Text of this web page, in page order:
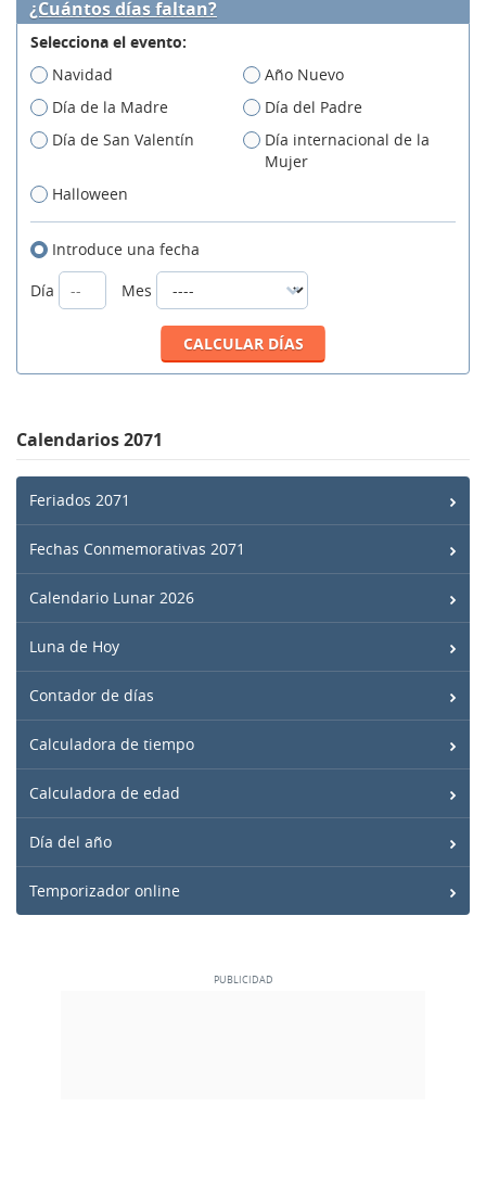
¿Cuántos días faltan?
Selecciona el evento:
Navidad
Año Nuevo
Día de la Madre
Día del Padre
Día de San Valentín
Día internacional de la
Mujer
Halloween
Introduce una fecha
Día
Mes
Calendarios 2071
Feriados 2071
Fechas Conmemorativas 2071
Calendario Lunar 2026
Luna de Hoy
Contador de días
Calculadora de tiempo
Calculadora de edad
Día del año
Temporizador online